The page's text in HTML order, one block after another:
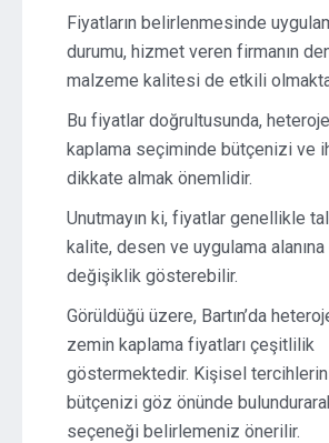
Fiyatların belirlenmesinde
durumu, hizmet veren firmanın
malzeme kalitesi de etkili
Bu fiyatlar doğrultusunda,
kaplama seçiminde bütçenizi ve
dikkate almak önemlidir.
Unutmayın ki, fiyatlar genellikle
kalite, desen ve uygulama
değişiklik gösterebilir.
Görüldüğü üzere, Bartın’da
zemin kaplama fiyatları çeşitlilik
göstermektedir. Kişisel
bütçenizi göz önünde
seçeneği belirlemeniz önerilir.